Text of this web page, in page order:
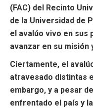
(FAC) del Recinto
de la Universidad de
el avalúo vivo en sus
avanzar en su misión
Ciertamente, el
atravesado distintas
embargo, y a pesar
enfrentado el país y